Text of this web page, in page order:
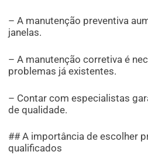
– A manutenção preventiva
janelas.
– A manutenção corretiva é
problemas já existentes.
– Contar com especialistas
de qualidade.
## A importância de escolher
qualificados